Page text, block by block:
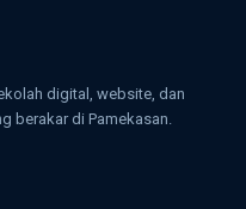
digital, website, dan
berakar di Pamekasan.